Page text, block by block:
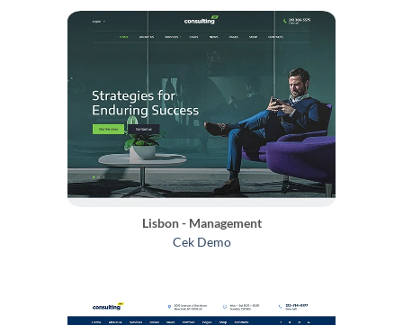
Lisbon - Management
Cek Demo